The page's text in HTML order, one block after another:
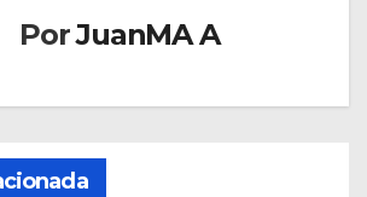
PorJuanMA A